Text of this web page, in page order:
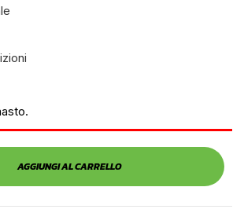
AGGIUNGI AL CARRELLO